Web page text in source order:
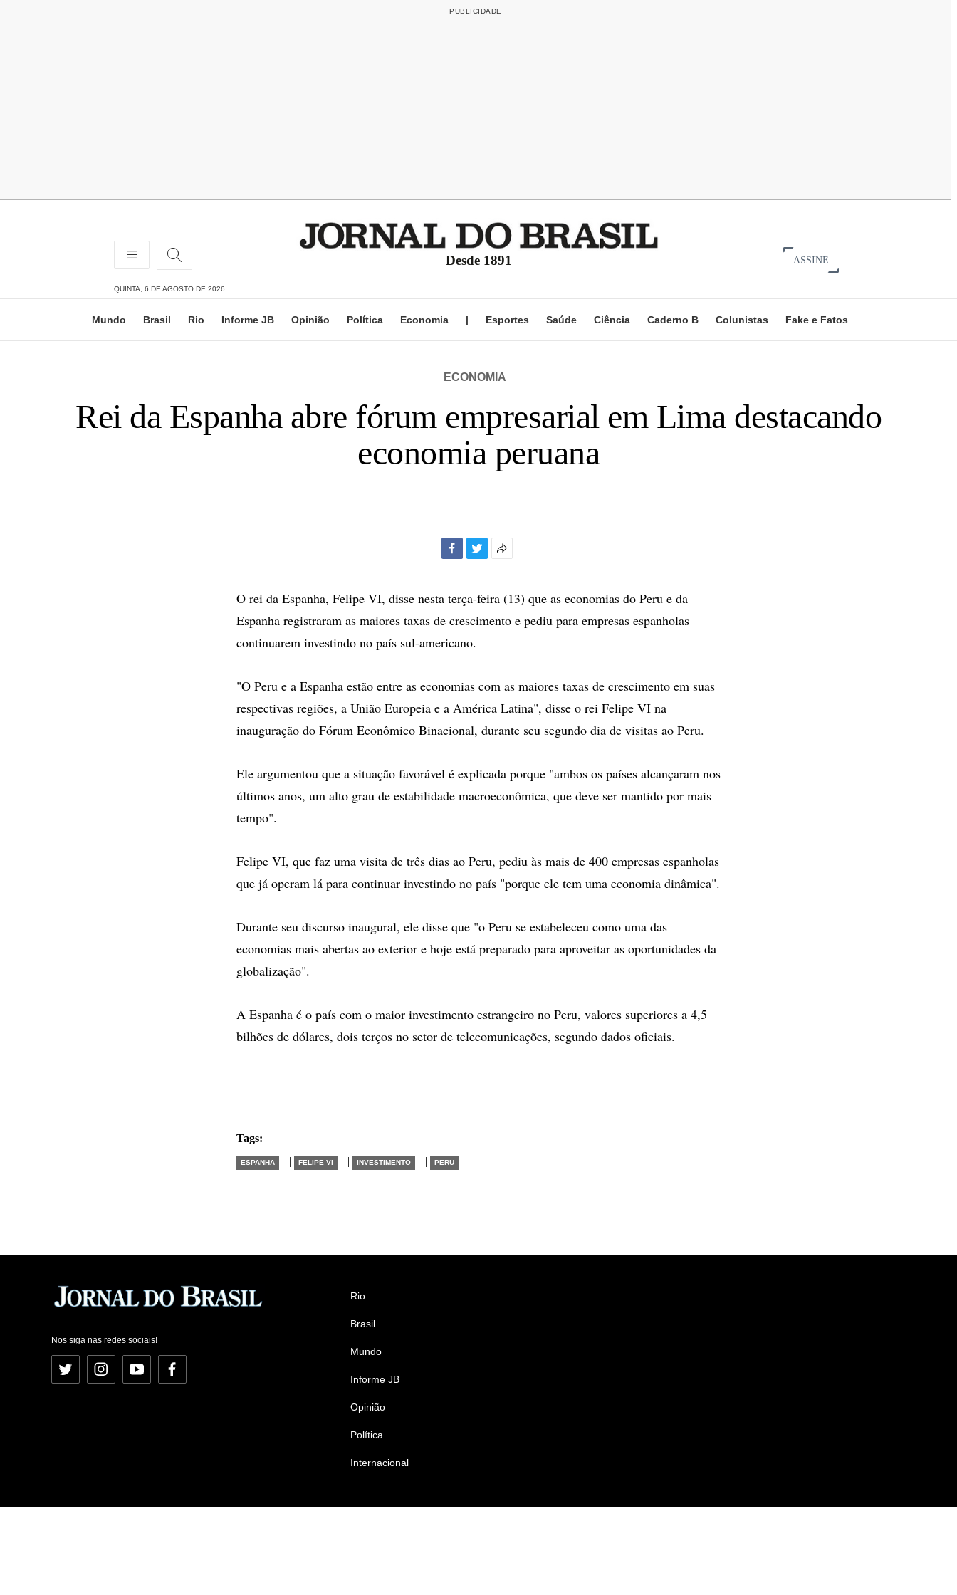
Desde 1891 ASSINE
QUINTA, 6 DE AGOSTO DE 2026
Mundo Brasil Rio Informe JB Opinião Política Economia | Esportes Saúde Ciência Caderno B Colunistas Fake e Fatos
ECONOMIA
Rei da Espanha abre fórum empresarial em Lima destacando
economia peruana
compartilhamento
O rei da Espanha, Felipe VI, disse nesta terça-feira (13) que as economias do Peru e da
Espanha registraram as maiores taxas de crescimento e pediu para empresas espanholas
continuarem investindo no país sul-americano.
"O Peru e a Espanha estão entre as economias com as maiores taxas de crescimento em suas
respectivas regiões, a União Europeia e a América Latina", disse o rei Felipe VI na
inauguração do Fórum Econômico Binacional, durante seu segundo dia de visitas ao Peru.
Ele argumentou que a situação favorável é explicada porque "ambos os países alcançaram nos
últimos anos, um alto grau de estabilidade macroeconômica, que deve ser mantido por mais
tempo".
Felipe VI, que faz uma visita de três dias ao Peru, pediu às mais de 400 empresas espanholas
que já operam lá para continuar investindo no país "porque ele tem uma economia dinâmica".
Durante seu discurso inaugural, ele disse que "o Peru se estabeleceu como uma das
economias mais abertas ao exterior e hoje está preparado para aproveitar as oportunidades da
globalização".
A Espanha é o país com o maior investimento estrangeiro no Peru, valores superiores a 4,5
bilhões de dólares, dois terços no setor de telecomunicações, segundo dados oficiais.
Tags:
ESPANHA | FELIPE VI | INVESTIMENTO | PERU
Nos siga nas redes sociais!
Twitter InstagramYouTubeFacebook
Rio
Brasil
Mundo
Informe JB
Opinião
Política
Internacional